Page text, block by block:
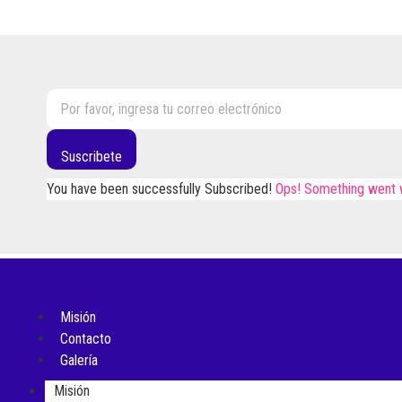
Suscribete
You have been successfully Subscribed! Ops! Something went
Misión
Contacto
Galería
Misión